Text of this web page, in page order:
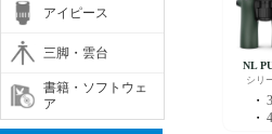
アイピース
三脚・雲台
書籍・ソフトウェ
ア